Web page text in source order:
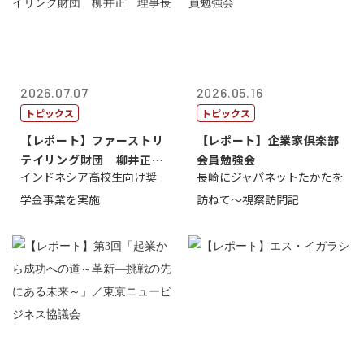
2026.07.07
トピックス
【レポート】ファーストリ
テイリング財団 柳井正
理事長
インドネシア高校生向け奨
学金事業を実施
2026.05.16
トピックス
【レポート】企業家倶楽部
会員勉強会
長崎にジャパネットたかたを
訪ねて～視察訪問記